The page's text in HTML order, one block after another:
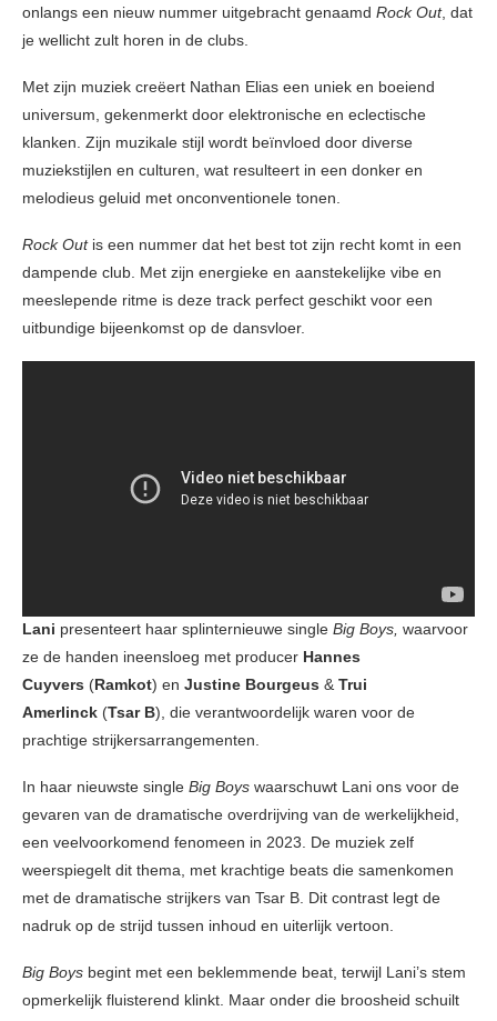
onlangs een nieuw nummer uitgebracht genaamd Rock Out, dat
je wellicht zult horen in de clubs.
Met zijn muziek creëert Nathan Elias een uniek en boeiend
universum, gekenmerkt door elektronische en eclectische
klanken. Zijn muzikale stijl wordt beïnvloed door diverse
muziekstijlen en culturen, wat resulteert in een donker en
melodieus geluid met onconventionele tonen.
Rock Outis een nummer dat het best tot zijn recht komt in een
dampende club. Met zijn energieke en aanstekelijke vibe en
meeslepende ritme is deze track perfect geschikt voor een
uitbundige bijeenkomst op de dansvloer.
Lani presenteert haar splinternieuwe single Big Boys, waarvoor
ze de handen ineensloeg met producer Hannes
Cuyvers (Ramkot) en Justine Bourgeus & Trui
Amerlinck (Tsar B), die verantwoordelijk waren voor de
prachtige strijkersarrangementen.
In haar nieuwste single Big Boys waarschuwt Lani ons voor de
gevaren van de dramatische overdrijving van de werkelijkheid,
een veelvoorkomend fenomeen in 2023. De muziek zelf
weerspiegelt dit thema, met krachtige beats die samenkomen
met de dramatische strijkers van Tsar B. Dit contrast legt de
nadruk op de strijd tussen inhoud en uiterlijk vertoon.
Big Boys begint met een beklemmende beat, terwijl Lani’s stem
opmerkelijk fluisterend klinkt. Maar onder die broosheid schuilt